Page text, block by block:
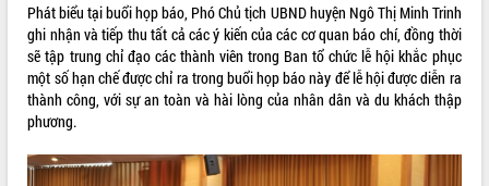
Gặp mặt các cơ quan báo chí nhân Kỷ
niệm 101 năm Ngày Báo chí Cách
mạng Việt Nam
Đắk Lắk sơ kết 4 năm triển khai thực
hiện Đề án 06 của Chính phủ
Họp báo thông tin về Hội nghị Công bố
Quy hoạch và Xúc tiến đầu tư tỉnh Đắk
Lắk
Phát biểu tại buổi họp báo, Phó Chủ tịch UBND huyện Ngô Thị Minh Trinh
ghi nhận và tiếp thu tất cả các ý kiến của các cơ quan báo chí, đồng thời
sẽ tập trung chỉ đạo các thành viên trong Ban tổ chức lễ hội khắc phục
một số hạn chế được chỉ ra trong buổi họp báo này để lễ hội được diễn ra
thành công, với sự an toàn và hài lòng của nhân dân và du khách thập
phương.